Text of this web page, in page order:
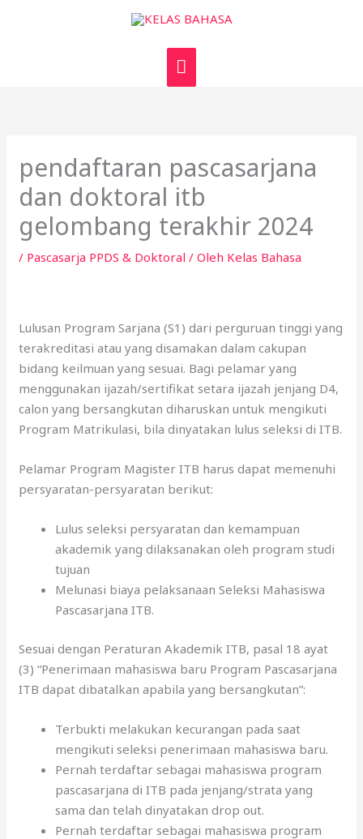
MENU
UTAMA
pendaftaran pascasarjana
dan doktoral itb
gelombang terakhir 2024
/ Pascasarja PPDS & Doktoral / Oleh Kelas Bahasa
Lulusan Program Sarjana (S1) dari perguruan tinggi yang
terakreditasi atau yang disamakan dalam cakupan
bidang keilmuan yang sesuai. Bagi pelamar yang
menggunakan ijazah/sertifikat setara ijazah jenjang D4,
calon yang bersangkutan diharuskan untuk mengikuti
Program Matrikulasi, bila dinyatakan lulus seleksi di ITB.
Pelamar Program Magister ITB harus dapat memenuhi
persyaratan-persyaratan berikut:
Lulus seleksi persyaratan dan kemampuan
akademik yang dilaksanakan oleh program studi
tujuan
Melunasi biaya pelaksanaan Seleksi Mahasiswa
Pascasarjana ITB.
Sesuai dengan Peraturan Akademik ITB, pasal 18 ayat
(3) “Penerimaan mahasiswa baru Program Pascasarjana
ITB dapat dibatalkan apabila yang bersangkutan”:
Terbukti melakukan kecurangan pada saat
mengikuti seleksi penerimaan mahasiswa baru.
Pernah terdaftar sebagai mahasiswa program
pascasarjana di ITB pada jenjang/strata yang
sama dan telah dinyatakan drop out.
Pernah terdaftar sebagai mahasiswa program